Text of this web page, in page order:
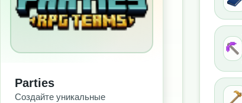
Parties
Создайте уникальные